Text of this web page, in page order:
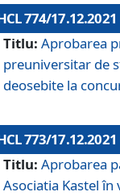
774/17.12.2021
Titlu: Aprobarea
preuniversitar de
deosebite la
773/17.12.2021
Titlu: Aprobarea
Asociatia Kastel